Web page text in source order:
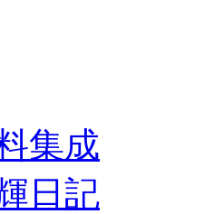
集成
日記